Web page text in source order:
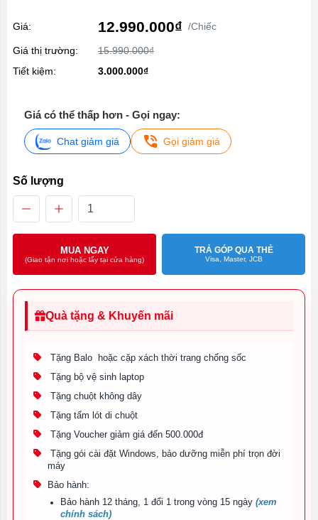
Giá: 12.990.000₫ /Chiếc
Giá thị trường:
15.990.000₫
Tiết kiệm:
3.000.000₫
Giá có thể thấp hơn - Gọi ngay:
Chat giảm giá Gọi giảm giá
Số lượng
MUA NGAY
(Giao tận nơi hoặc lấy tại cửa hàng)
TRẢ GÓP QUA THẺ
Visa, Master, JCB
Quà tặng & Khuyến mãi
Tặng Balo hoặc cặp xách thời trang chống sốc
Tặng bộ vệ sinh laptop
Tặng chuột không dây
Tặng tấm lót di chuột
Tặng Voucher giảm giá đến 500.000đ
Tặng gói cài đặt Windows, bảo dưỡng miễn phí trọn đời
máy
Bảo hành:
Bảo hành 12 tháng, 1 đổi 1 trong vòng 15 ngày (xem
chính sách)